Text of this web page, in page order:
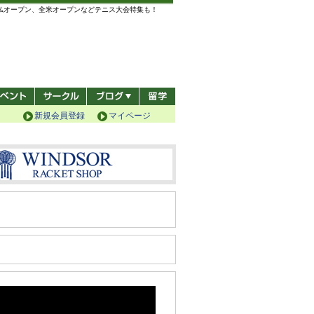
ープン、全米オープンなどテニス大会特集も！
マイページ
新規会員登録